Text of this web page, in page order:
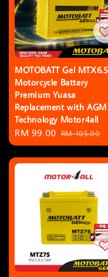
MOTOBATT Gel
Motorcycle Battery
Premium Yuasa
Replacement with AGM
Technology Motor4all
Sale
price
RM 99.00 Regular
price
RM 105.00